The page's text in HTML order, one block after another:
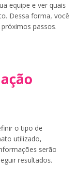
equipe e ver quais
Dessa forma, você
passos.
o tipo de
utilizado,
serão
resultados.